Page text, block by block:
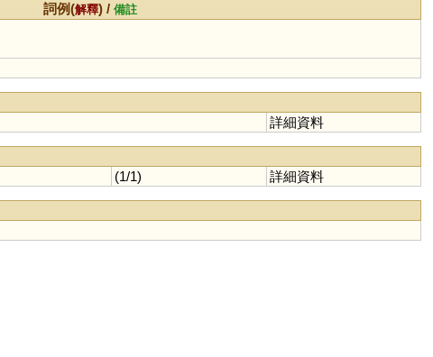
詞例(解釋) /備註
詳細資料
(1/1) 詳細資料